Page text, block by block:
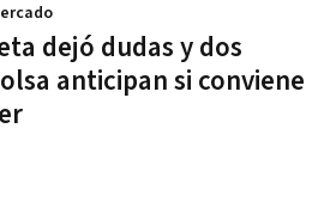
dejó dudas y dos
anticipan si conviene